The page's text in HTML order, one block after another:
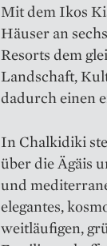
Mit dem Ikos
Häuser an
Resorts dem
Landschaft,
dadurch einen
In Chalkidiki
über die Ägäis
und
elegantes,
weitläufigen,